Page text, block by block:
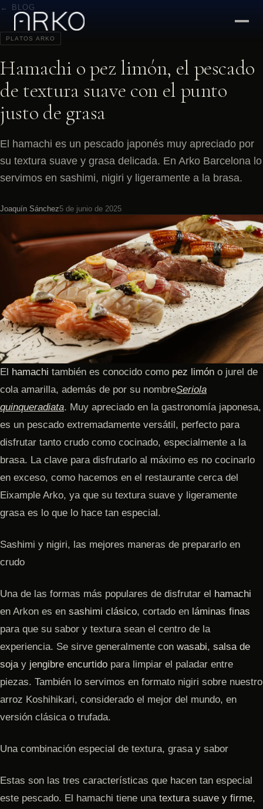
← BLOG
PLATOS ARKO
Hamachi o pez limón, el pescado
de textura suave con el punto
justo de grasa
El hamachi es un pescado japonés muy apreciado por
su textura suave y grasa delicada. En Arko Barcelona lo
servimos en sashimi, nigiri y ligeramente a la brasa.
Joaquín Sánchez5 de junio de 2025
El hamachi también es conocido como pez limón o jurel de
cola amarilla, además de por su nombreSeriola
quinqueradiata. Muy apreciado en la gastronomía japonesa,
es un pescado extremadamente versátil, perfecto para
disfrutar tanto crudo como cocinado, especialmente a la
brasa. La clave para disfrutarlo al máximo es no cocinarlo
en exceso, como hacemos en el restaurante cerca del
Eixample Arko, ya que su textura suave y ligeramente
grasa es lo que lo hace tan especial.
Sashimi y nigiri, las mejores maneras de prepararlo en
crudo
Una de las formas más populares de disfrutar el hamachi
en Arkon es en sashimi clásico, cortado en láminas finas
para que su sabor y textura sean el centro de la
experiencia. Se sirve generalmente con wasabi, salsa de
soja y jengibre encurtido para limpiar el paladar entre
piezas. También lo servimos en formato nigiri sobre nuestro
arroz Koshihikari, considerado el mejor del mundo, en
versión clásica o trufada.
Una combinación especial de textura, grasa y sabor
Estas son las tres características que hacen tan especial
este pescado. El hamachi tiene una textura suave y firme,